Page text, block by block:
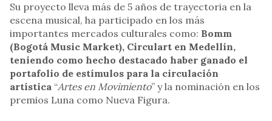
Su proyecto lleva más de 5 años de trayectoria en la
escena musical, ha participado en los más
importantes mercados culturales como: Bomm
(Bogotá Music Market), Circulart en Medellín,
teniendo como hecho destacado haber ganado el
portafolio de estímulos para la circulación
artística “Artes en Movimiento” y la nominación en los
premios Luna como Nueva Figura.